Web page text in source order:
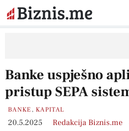
Banke uspješno
pristup SEPA
BANKE ,KAPITAL
20.5.2025 Redakcija Biznis.me